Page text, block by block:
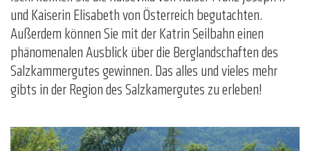
und Kaiserin Elisabeth von Österreich begutachten.
Außerdem können Sie mit der Katrin Seilbahn einen
phänomenalen Ausblick über die Berglandschaften des
Salzkammergutes gewinnen. Das alles und vieles mehr
gibts in der Region des Salzkamergutes zu erleben!